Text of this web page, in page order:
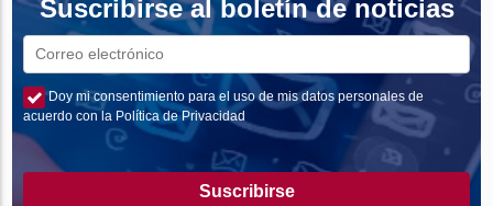
Suscribirse al boletín de noticias
Doy mi consentimiento para el uso de mis datos personales de
acuerdo con la Política de Privacidad
Suscribirse